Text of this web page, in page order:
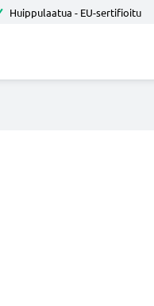
Huippulaatua - EU-sertifioitu